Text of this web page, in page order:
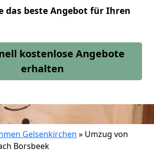
das beste Angebot für Ihren
kostenlose Angebote
erhalten
Gelsenkirchen » Umzug von
Borsbeek